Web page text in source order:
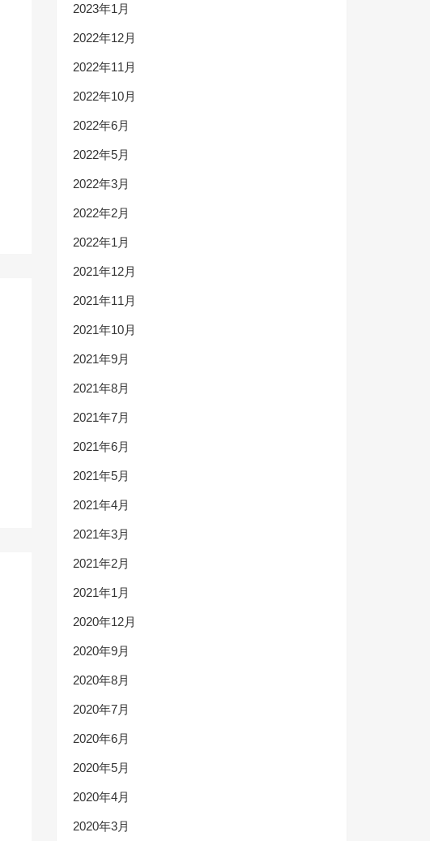
2023年1月
2022年12月
2022年11月
2022年10月
2022年6月
2022年5月
2022年3月
2022年2月
2022年1月
2021年12月
2021年11月
2021年10月
2021年9月
2021年8月
2021年7月
2021年6月
2021年5月
2021年4月
2021年3月
2021年2月
2021年1月
2020年12月
2020年9月
2020年8月
2020年7月
2020年6月
2020年5月
2020年4月
2020年3月